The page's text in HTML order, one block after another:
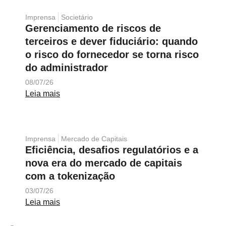
Imprensa Societário
Gerenciamento de riscos de
terceiros e dever fiduciário: quando
o risco do fornecedor se torna risco
do administrador
08/07/26
Leia mais
Imprensa Mercado de Capitais
Eficiência, desafios regulatórios e a
nova era do mercado de capitais
com a tokenização
03/07/26
Leia mais